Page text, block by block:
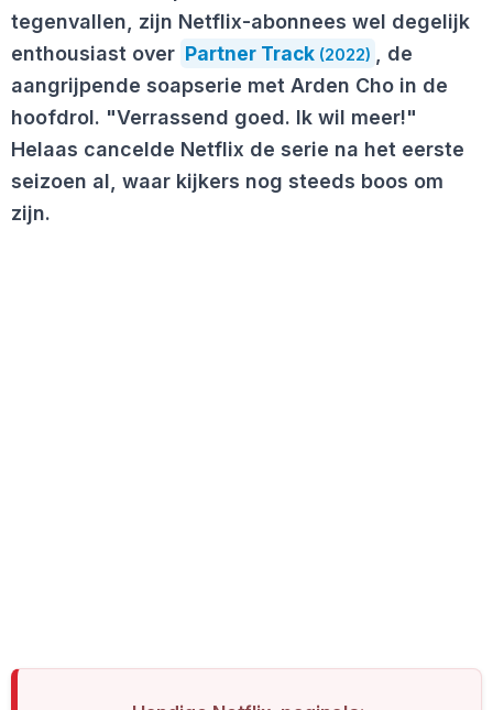
tegenvallen, zijn Netflix-abonnees wel degelijk
enthousiast over Partner Track (2022) , de
aangrijpende soapserie met Arden Cho in de
hoofdrol. "Verrassend goed. Ik wil meer!"
Helaas cancelde Netflix de serie na het eerste
seizoen al, waar kijkers nog steeds boos om
zijn.